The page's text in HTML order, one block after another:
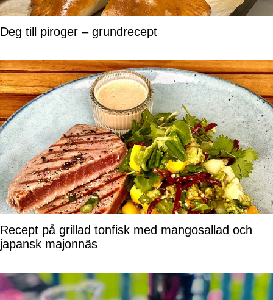
Deg till piroger – grundrecept
Recept på grillad tonfisk med mangosallad och
japansk majonnäs